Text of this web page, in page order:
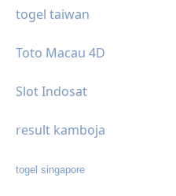
togel taiwan
Toto Macau 4D
Slot Indosat
result kamboja
togel singapore